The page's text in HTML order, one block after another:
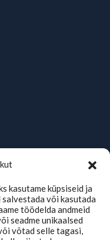
kasutame küpsiseid ja
või kasutada
töödelda andmeid
seadme unikaalsed
võtad selle tagasi,